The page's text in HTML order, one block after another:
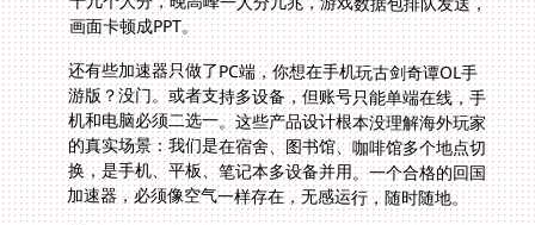
画面卡顿成PPT。
还有些加速器只做了PC端，你想在手机玩古剑奇谭OL手
游版？没门。或者支持多设备，但账号只能单端在线，手
机和电脑必须二选一。这些产品设计根本没理解海外玩家
的真实场景：我们是在宿舍、图书馆、咖啡馆多个地点切
换，是手机、平板、笔记本多设备并用。一个合格的回国
加速器，必须像空气一样存在，无感运行，随时随地。